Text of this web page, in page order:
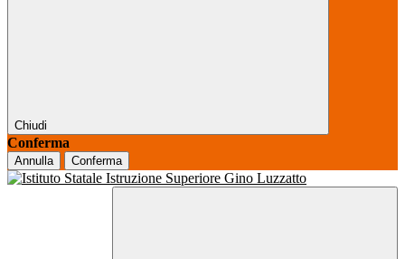
Chiudi
Conferma
Annulla Conferma